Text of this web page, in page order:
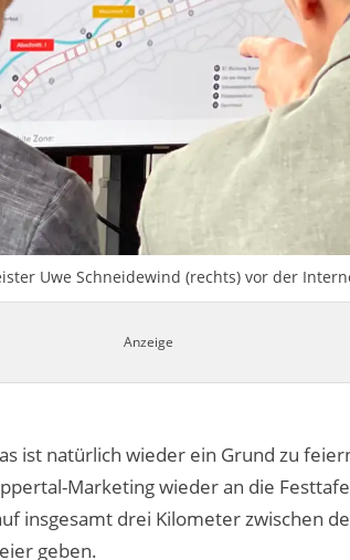
Uwe Schneidewind (rechts) vor der
ist natürlich wieder ein Grund zu
Marketing wieder an die
insgesamt drei Kilometer zwischen
geben.